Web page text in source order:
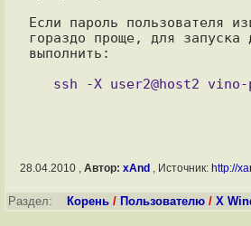
Если пароль пользователя
гораздо проще, для запуска
выполнить:
28.04.2010 , Автор: xAnd , Источник: http://
Раздел: Корень / Пользователю / X